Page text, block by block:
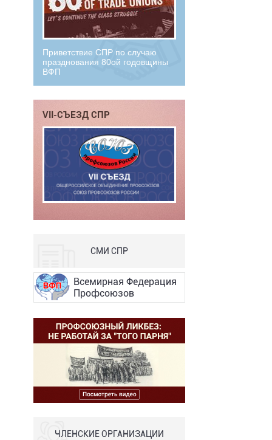
Приветствие СПР по случаю
празднования 80ой годовщины
ВФП
VII-СЪЕЗД СПР
СМИ СПР
Всемирная Федерация
Профсоюзов
ЧЛЕНСКИЕ ОРГАНИЗАЦИИ